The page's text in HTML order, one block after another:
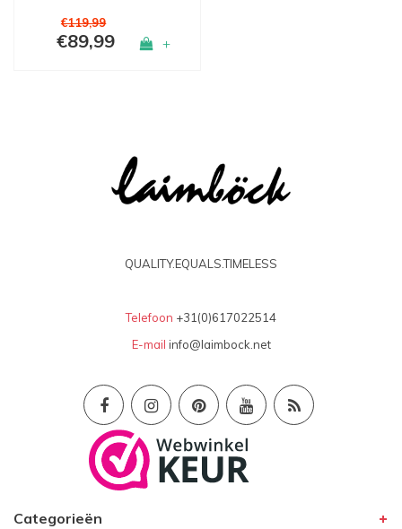
€119,99
€89,99 +
QUALITY.EQUALS.TIMELESS
Telefoon +31(0)617022514
E-mail info@laimbock.net
Categorieën